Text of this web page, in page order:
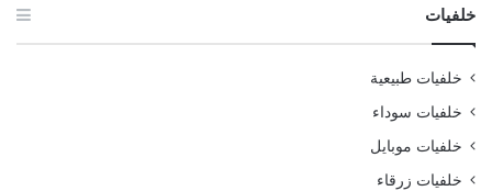
خلفيات
خلفيات طبيعية
خلفيات سوداء
خلفيات موبايل
خلفيات زرقاء